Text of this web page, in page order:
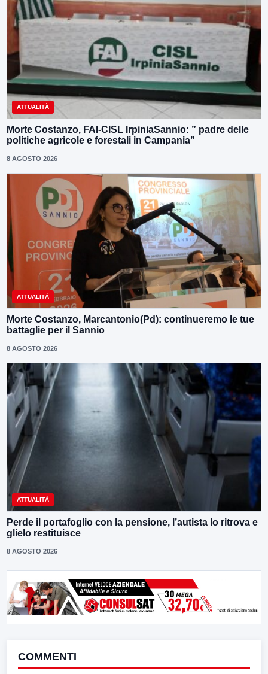
ATTUALITÀ
Morte Costanzo, FAI-CISL IrpiniaSannio: ” padre delle
politiche agricole e forestali in Campania”
8 AGOSTO 2026
ATTUALITÀ
Morte Costanzo, Marcantonio(Pd): continueremo le tue
battaglie per il Sannio
8 AGOSTO 2026
ATTUALITÀ
Perde il portafoglio con la pensione, l’autista lo ritrova e
glielo restituisce
8 AGOSTO 2026
COMMENTI